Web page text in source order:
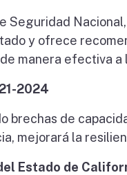
Seguridad
y ofrece
manera efectiva a
2024
brechas de
mejorará la
Estado de